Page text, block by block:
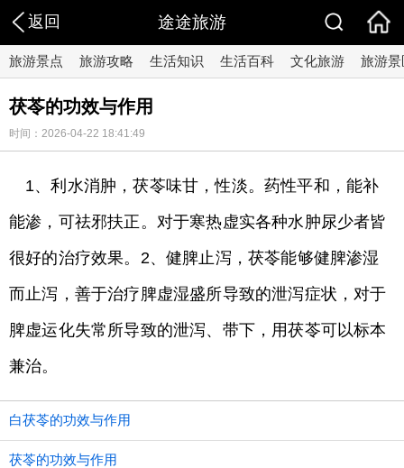
返回 途途旅游
旅游景点 旅游攻略 生活知识 生活百科 文化旅游 旅游景
茯苓的功效与作用
时间：2026-04-22 18:41:49
1、利水消肿，茯苓味甘，性淡。药性平和，能补
能渗，可祛邪扶正。对于寒热虚实各种水肿尿少者皆
很好的治疗效果。2、健脾止泻，茯苓能够健脾渗湿
而止泻，善于治疗脾虚湿盛所导致的泄泻症状，对于
脾虚运化失常所导致的泄泻、带下，用茯苓可以标本
兼治。
白茯苓的功效与作用
茯苓的功效与作用